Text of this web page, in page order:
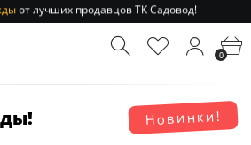
заказа 1-3 дняпо РФ и МСК!
от лучших продавцов ТК Садовод!
0
Новинки!